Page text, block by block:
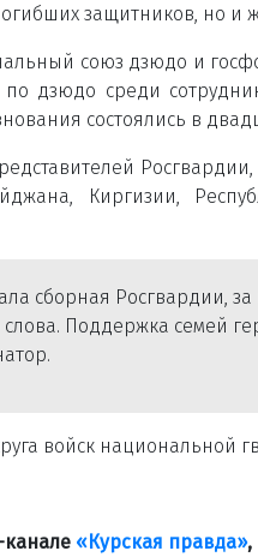
защитников, но и
союз дзюдо и
дзюдо среди
состоялись в
Киргизии,
сборная Росгвардии,
слова. Поддержка семей
войск национальной
«Курская правда»,